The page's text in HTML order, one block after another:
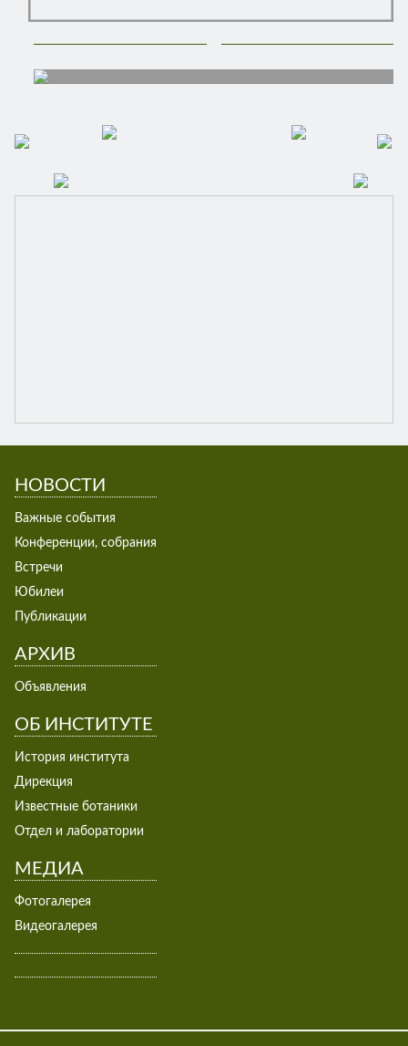
НОВОСТИ
Важные события
Конференции, собрания
Встречи
Юбилеи
Публикации
АРХИВ
Объявления
ОБ ИНСТИТУТЕ
История института
Дирекция
Известные ботаники
Отдел и лаборатории
МЕДИА
Фотогалерея
Видеогалерея